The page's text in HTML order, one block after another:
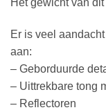
Het gewicht van
Er is veel
aan:
– Geborduurde
– Uittrekbare tong
– Reflectoren